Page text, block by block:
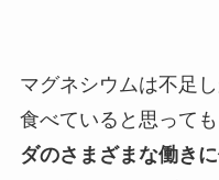
マグネシウムは不足
食べていると思って
ダのさまざまな働き